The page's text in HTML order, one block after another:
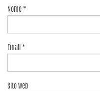
Nome *
Email *
Sito web